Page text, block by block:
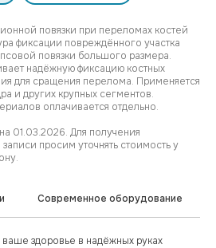
повязки при переломах костей
фиксации повреждённого участка
повязки большого размера.
надёжную фиксацию костных
для сращения перелома. Применяется
и других крупных сегментов.
оплачивается отдельно.
01.03.2026. Для получения
просим уточнять стоимость у
Современное оборудование
здоровье в надёжных руках